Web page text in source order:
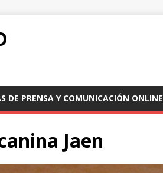
DE PRENSA Y COMUNICACIÓN ONLINE
Jaen